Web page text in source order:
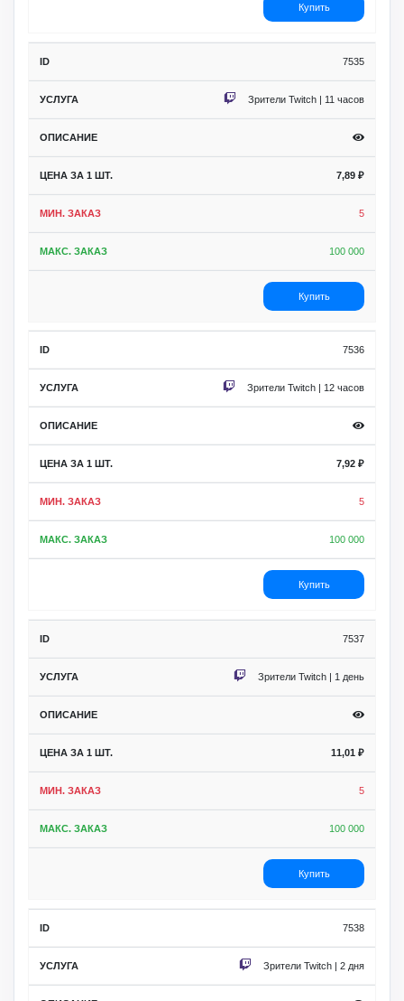
Купить
7535
Зрители Twitch | 11 часов
7,89 ₽
5
100 000
Купить
7536
Зрители Twitch | 12 часов
7,92 ₽
5
100 000
Купить
7537
Зрители Twitch | 1 день
11,01 ₽
5
100 000
Купить
7538
Зрители Twitch | 2 дня